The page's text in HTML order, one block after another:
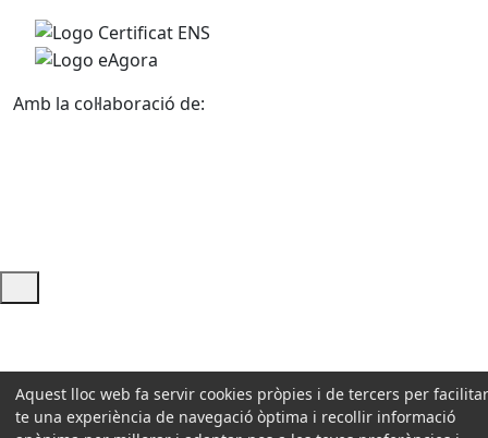
Amb la col·laboració de:
Ajuda i accés ràpid
Aquest lloc web fa servir cookies pròpies i de tercers per
te una experiència de navegació òptima i recollir informació